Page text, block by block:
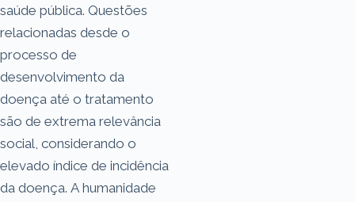
saúde pública. Questões
relacionadas desde o
processo de
desenvolvimento da
doença até o tratamento
são de extrema relevância
social, considerando o
elevado índice de incidência
da doença. A humanidade